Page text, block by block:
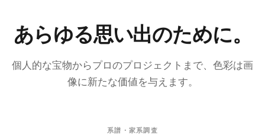
あらゆる思い出のために。
個人的な宝物からプロのプロジェクトまで、色彩は画
像に新たな価値を与えます。
系譜・家系調査